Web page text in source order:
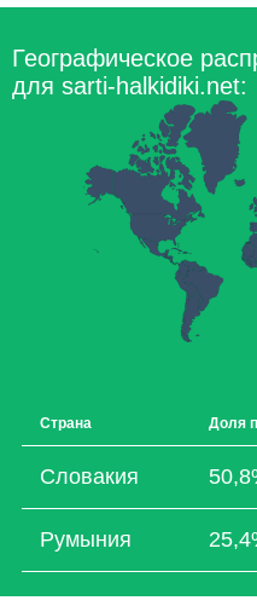
Географическое
для sarti-halkidiki.net:
Страна Доля
Словакия
Румыния